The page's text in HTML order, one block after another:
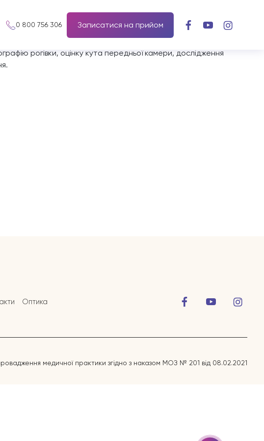
0 800 756 306 Записатися на прийом
біометрію, біомікроскопію, офтальмоскопію з
рогівки, оцінку кута передньої камери, дослідження
Оптика
медичної практики згідно з наказом МОЗ № 201 від 08.02.2021